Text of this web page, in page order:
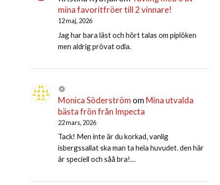
mina favoritfröer till 2 vinnare!
12 maj, 2026
Jag har bara läst och hört talas om piplöken
men aldrig prövat odla.
Monica Söderström om Mina utvalda
bästa frön från Impecta
22 mars, 2026
Tack! Men inte är du korkad, vanlig
isbergssallat ska man ta hela huvudet. den här
är speciell och såå bra!…